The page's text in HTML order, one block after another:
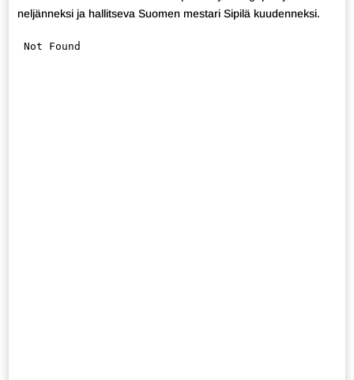
neljänneksi ja hallitseva Suomen mestari Sipilä kuudenneksi.